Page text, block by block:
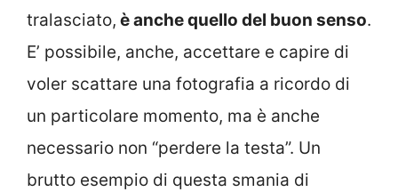
tralasciato, è anche quello del buon senso.
E’ possibile, anche, accettare e capire di
voler scattare una fotografia a ricordo di
un particolare momento, ma è anche
necessario non “perdere la testa”. Un
brutto esempio di questa smania di